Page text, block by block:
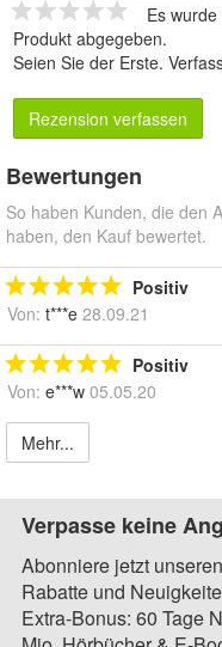
Es
Produkt abgegeben.
Seien Sie der Erste.
Rezension verfassen
Bewertungen
So haben Kunden, die den
haben, den Kauf bewertet.
Positiv
Von: t***e 28.09.21
Positiv
Von: e***w 05.05.20
Mehr...
Verpasse keine
Abonniere jetzt
Rabatte und
Extra-Bonus: 60 Tage